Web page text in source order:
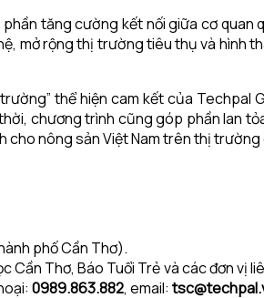
tăng cường kết nối giữa cơ quan
mở rộng thị trường tiêu thụ và hình
thể hiện cam kết của Techpal
chương trình cũng góp phần lan
cho nông sản Việt Nam trên thị trường
phố Cần Thơ).
Thơ, Báo Tuổi Trẻ và các đơn vị
0989.863.882, email: